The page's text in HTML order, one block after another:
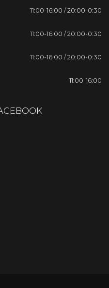
11:00-16:00 / 20:00-0:30
11:00-16:00 / 20:00-0:30
11:00-16:00 / 20:00-0:30
11:00-16:00